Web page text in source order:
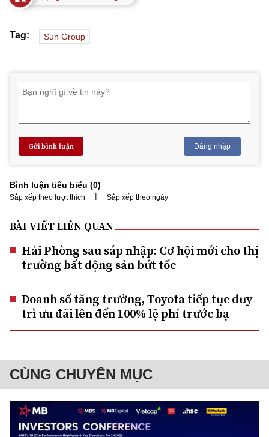
Tag: Sun Group
Gửi bình luận Đăng nhập
Bình luận tiêu biểu (0)
Sắp xếp theo lượt thích | Sắp xếp theo ngày
BÀI VIẾT LIÊN QUAN
Hải Phòng sau sáp nhập: Cơ hội mới cho thị
trường bất động sản bứt tốc
Doanh số tăng trưởng, Toyota tiếp tục duy
trì ưu đãi lên đến 100% lệ phí trước bạ
CÙNG CHUYÊN MỤC